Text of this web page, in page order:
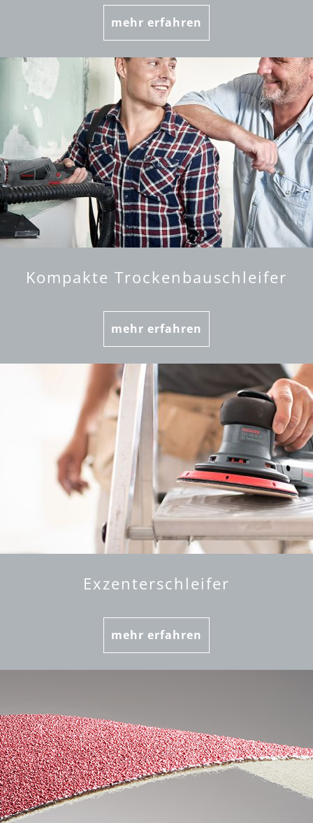
mehr erfahren
Kompakte Trockenbauschleifer
mehr erfahren
Exzenterschleifer
mehr erfahren